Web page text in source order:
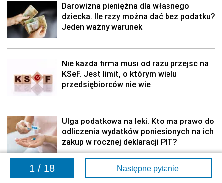
1 / 18 Następne pytanie
Darowizna pieniężna dla własnego
dziecka. Ile razy można dać bez podatku?
Jeden ważny warunek
Nie każda firma musi od razu przejść na
KSeF. Jest limit, o którym wielu
przedsiębiorców nie wie
Ulga podatkowa na leki. Kto ma prawo do
odliczenia wydatków poniesionych na ich
zakup w rocznej deklaracji PIT?
pokaż więcej